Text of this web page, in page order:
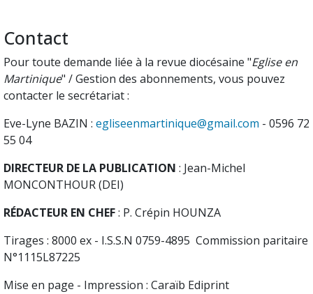
Contact
Pour toute demande liée à la revue diocésaine "Eglise en
Martinique" / Gestion des abonnements, vous pouvez
contacter le secrétariat :
Eve-Lyne BAZIN : egliseenmartinique@gmail.com - 0596 72
55 04
DIRECTEUR DE LA PUBLICATION : Jean-Michel
MONCONTHOUR (DEI)
RÉDACTEUR EN CHEF: P. Crépin HOUNZA
Tirages : 8000 ex - I.S.S.N 0759-4895 Commission paritaire
N°1115L87225
Mise en page - Impression : Caraïb Ediprint